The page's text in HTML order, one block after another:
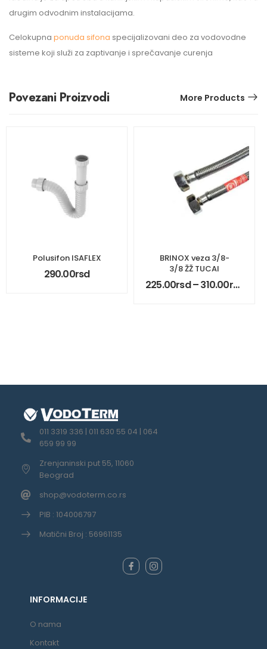
drugim odvodnim instalacijama.
Celokupna ponuda sifona specijalizovani deo za vodovodne
sisteme koji služi za zaptivanje i sprečavanje curenja
Povezani Proizvodi More Products
Polusifon ISAFLEX
290.00rsd
BRINOX veza 3/8-
3/8 ŽŽ TUCAI
225.00rsd–310.00rsd
011 3319 336 | 011 630 55 04 | 064
659 99 99
Zrenjaninski put 55, 11060
Beograd
shop@vodoterm.co.rs
PIB : 104006797
Matični Broj : 56961135
INFORMACIJE
O nama
Kontakt